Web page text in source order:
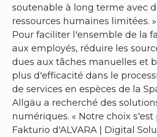
soutenable à long terme avec
ressources humaines limitées. »
Pour faciliter l'ensemble de la
aux employés, réduire les
dues aux tâches manuelles et
plus d'efficacité dans le
de services en espèces de la
Allgäu a recherché des
numériques. « Notre choix s'est
Fakturio d'ALVARA | Digital